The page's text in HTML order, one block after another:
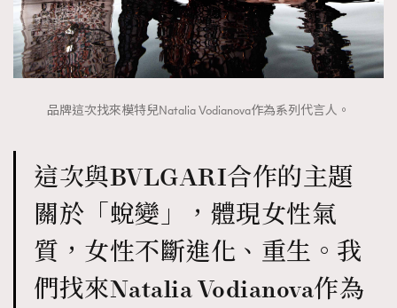
品牌這次找來模特兒Natalia Vodianova作為系列代言人。
這次與BVLGARI合作的主題
關於「蛻變」，體現女性氣
質，女性不斷進化、重生。我
們找來Natalia Vodianova作為